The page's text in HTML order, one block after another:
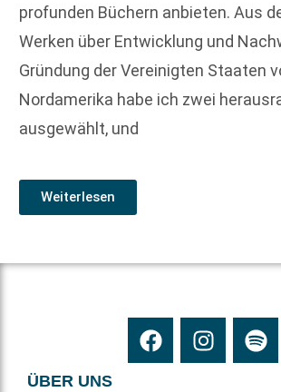
profunden Büchern anbieten. Aus
Werken über Entwicklung und
Gründung der Vereinigten Staaten
Nordamerika habe ich zwei
ausgewählt, und
Weiterlesen
ÜBER UNS